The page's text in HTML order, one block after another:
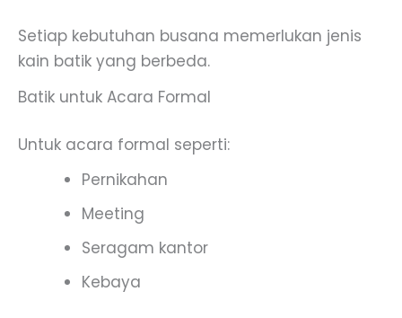
Setiap kebutuhan busana memerlukan jenis
kain batik yang berbeda.
Batik untuk Acara Formal
Untuk acara formal seperti:
Pernikahan
Meeting
Seragam kantor
Kebaya